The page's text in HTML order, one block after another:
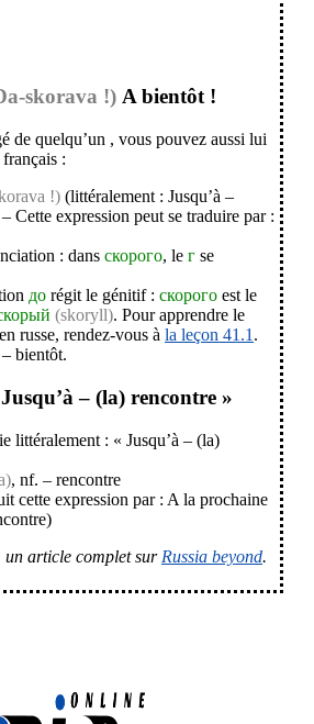
skorava !) A bientôt !
de quelqu’un , vous pouvez aussi lui
:
!) (littéralement : Jusqu’à –
Cette expression peut se traduire par :
: dans скорого, le г se
до régit le génitif : скорого est le
(skoryll). Pour apprendre le
russe, rendez-vous à la leçon 41.1 .
bientôt.
– (la) rencontre »
littéralement : « Jusqu’à – (la)
, nf. – rencontre
cette expression par : A la prochaine
article complet sur Russia beyond.